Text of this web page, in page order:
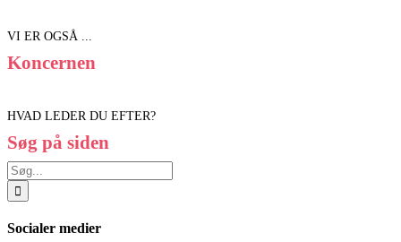
VI ER OGSÅ ...
Koncernen
HVAD LEDER DU EFTER?
Søg på siden
Søg
efter:
Socialer medier